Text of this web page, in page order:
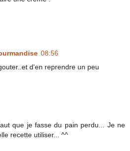
08:56
d'en reprendre un peu
que je fasse du pain perdu... Je ne
recette utiliser... ^^